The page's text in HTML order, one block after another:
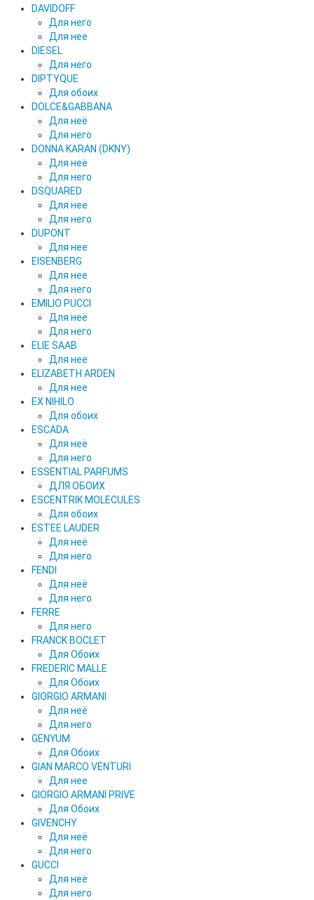
DAVIDOFF
Для него
Для нее
DIESEL
Для него
DIPTYQUE
Для обоих
DOLCE&GABBANA
Для неё
Для него
DONNA KARAN (DKNY)
Для неё
Для него
DSQUARED
Для нее
Для него
DUPONT
Для нее
EISENBERG
Для нее
Для него
EMILIO PUCCI
Для неё
Для него
ELIE SAAB
Для нее
ELIZABETH ARDEN
Для нее
EX NIHILO
Для обоих
ESCADA
Для неё
Для него
ESSENTIAL PARFUMS
ДЛЯ ОБОИХ
ESCENTRIK MOLECULES
Для обоих
ESTEE LAUDER
Для неё
Для него
FENDI
Для неё
Для него
FERRE
Для него
FRANCK BOCLET
Для Обоих
FREDERIC MALLE
Для Обоих
GIORGIO ARMANI
Для неё
Для него
GENYUM
Для Обоих
GIAN MARCO VENTURI
Для нее
GIORGIO ARMANI PRIVE
Для Обоих
GIVENCHY
Для неё
Для него
GUCCI
Для неё
Для него